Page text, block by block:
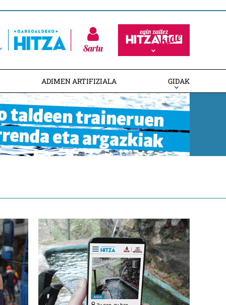
Sartu
ADIMEN ARTIFIZIALA GIDAK